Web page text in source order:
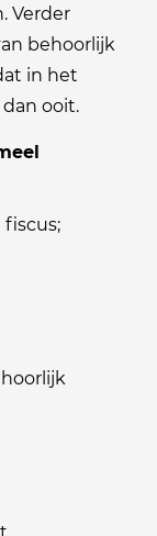
Verder
behoorlijk
in het
ooit.